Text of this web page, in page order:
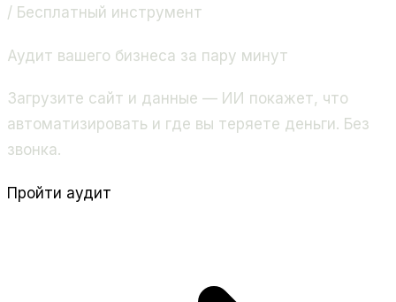
/ Бесплатный инструмент
Аудит вашего бизнеса за пару минут
Загрузите сайт и данные — ИИ покажет, что
автоматизировать и где вы теряете деньги. Без
звонка.
Пройти аудит